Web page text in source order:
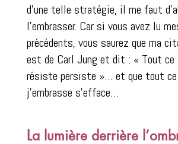
d’une telle stratégie, il me faut
l’embrasser. Car si vous avez lu
précédents, vous saurez que ma
est de Carl Jung et dit : « Tout ce
résiste persiste »… et que tout ce
j’embrasse s’efface…
La lumière derrière